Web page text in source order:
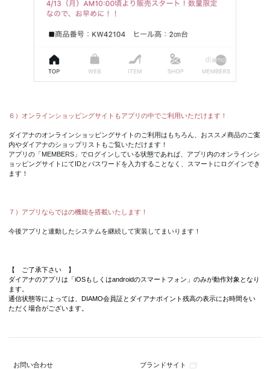
６）オンラインショッピングサイトもアプリの中でご利用いただけます！
ダイアナのオンラインショッピングサイトのご利用はもちろん、おススメ商品のご案
内やダイアナのショップリストもご覧いただけます！
アプリの「MEMBERS」でログインしている状態であれば、アプリ内のオンラインシ
ョッピングサイトにてIDとパスワードを入力することなく、スマートにログインでき
ます！
７）アプリならではの機能を搭載いたします！
今後アプリと連動したシステムを継続して実装してまいります！
【 ご了承下さい 】
ダイアナのアプリは「iOSもしくはandroidのスマートフォン」のみが動作対象となり
ます。
通信状態等によっては、DIAMO会員証とダイアナポイント残高の表示にお時間をい
ただく場合がございます。
お問い合わせ ブランドサイト